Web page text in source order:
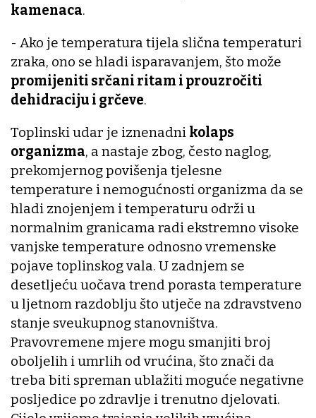
kamenaca.
- Ako je temperatura tijela slična temperaturi
zraka, ono se hladi isparavanjem, što može
promijeniti srčani ritam i prouzročiti
dehidraciju i grčeve.
Toplinski udar je iznenadni kolaps
organizma, a nastaje zbog, često naglog,
prekomjernog povišenja tjelesne
temperature i nemogućnosti organizma da se
hladi znojenjem i temperaturu održi u
normalnim granicama radi ekstremno visoke
vanjske temperature odnosno vremenske
pojave toplinskog vala. U zadnjem se
desetljeću uočava trend porasta temperature
u ljetnom razdoblju što utječe na zdravstveno
stanje sveukupnog stanovništva.
Pravovremene mjere mogu smanjiti broj
oboljelih i umrlih od vrućina, što znači da
treba biti spreman ublažiti moguće negativne
posljedice po zdravlje i trenutno djelovati.